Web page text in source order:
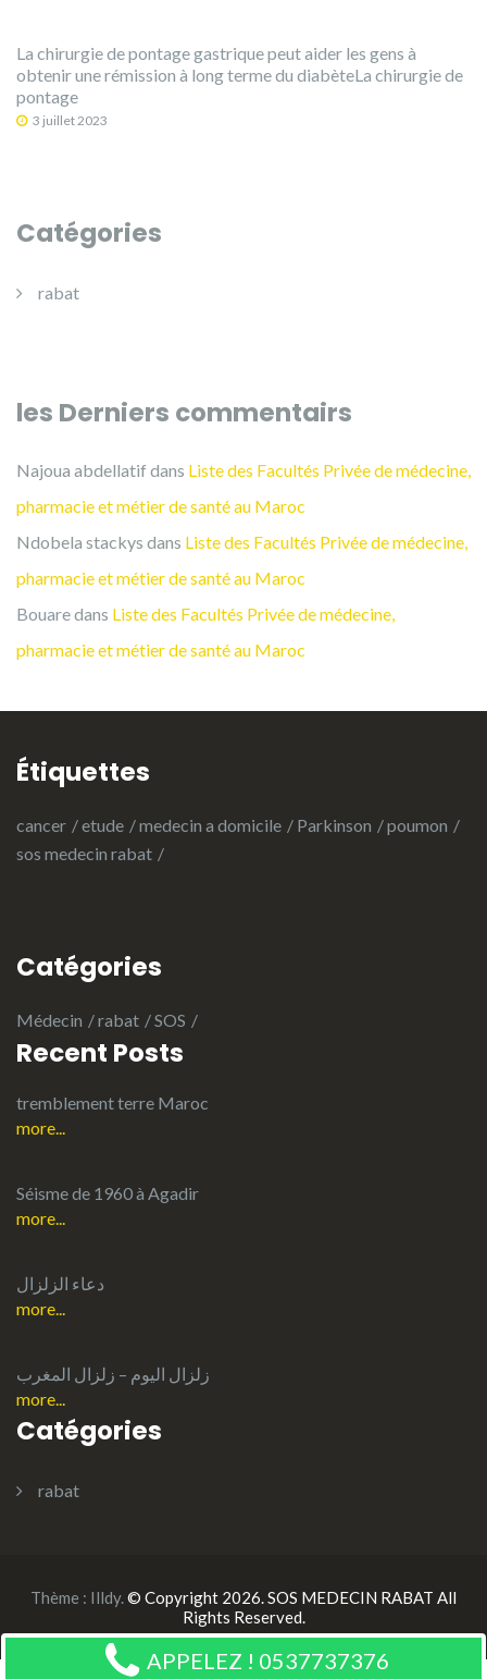
La chirurgie de pontage gastrique peut aider les gens à
obtenir une rémission à long terme du diabèteLa chirurgie de
pontage
3 juillet 2023
Catégories
rabat
les Derniers commentairs
Najoua abdellatif dans Liste des Facultés Privée de médecine,
pharmacie et métier de santé au Maroc
Ndobela stackys dans Liste des Facultés Privée de médecine,
pharmacie et métier de santé au Maroc
Bouaredans Liste des Facultés Privée de médecine,
pharmacie et métier de santé au Maroc
Étiquettes
cancer etude medecin a domicile Parkinson
poumon
sos medecin rabat
Catégories
Médecin rabat SOS
Recent Posts
tremblement terre Maroc
more...
Séisme de 1960 à Agadir
more...
دعاء الزلزال
more...
more...
Catégories
rabat
Thème : Illdy.© Copyright 2026. SOS MEDECIN RABAT All
Rights Reserved.
APPELEZ ! 0537737376